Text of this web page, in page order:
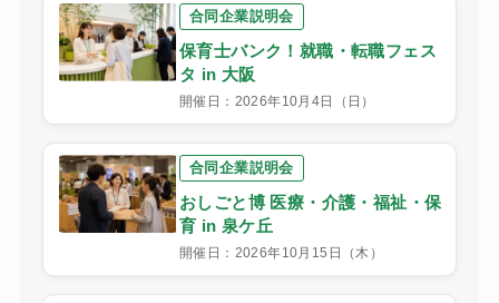
合同企業説明会
保育士バンク！就職・転職フェス
タ in 大阪
開催日：2026年10月4日（日）
合同企業説明会
おしごと博 医療・介護・福祉・保
育 in 泉ケ丘
開催日：2026年10月15日（木）